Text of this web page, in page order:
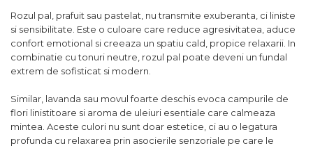
Rozul pal, prafuit sau pastelat, nu transmite exuberanta, ci liniste
si sensibilitate. Este o culoare care reduce agresivitatea, aduce
confort emotional si creeaza un spatiu cald, propice relaxarii. In
combinatie cu tonuri neutre, rozul pal poate deveni un fundal
extrem de sofisticat si modern.
Similar, lavanda sau movul foarte deschis evoca campurile de
flori linistitoare si aroma de uleiuri esentiale care calmeaza
mintea. Aceste culori nu sunt doar estetice, ci au o legatura
profunda cu relaxarea prin asocierile senzoriale pe care le